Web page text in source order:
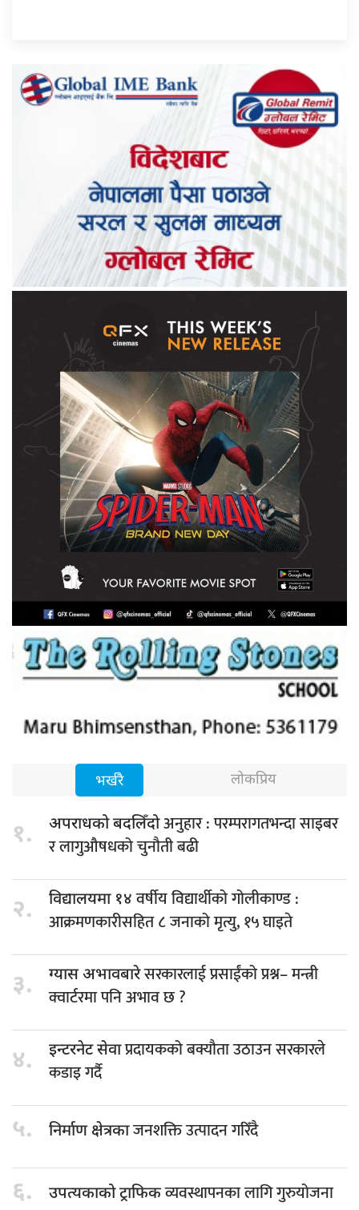
भर्खरै लोकप्रिय
१. अपराधको बदलिँदोअनुहार : परम्परागतभन्दा साइबर
र लागुऔषधको चुनौती बढी
२. विद्यालयमा १४वर्षीय विद्यार्थीको गोलीकाण्ड :
आक्रमणकारीसहित ८ जनाको मृत्यु, १५ घाइते
३. ग्यास अभावबारेसरकारलाई प्रसाईंको प्रश्न– मन्त्री
क्वार्टरमा पनि अभाव छ ?
४. इन्टरनेट सेवाप्रदायकको बक्यौता उठाउन सरकारले
कडाइ गर्दै
५. निर्माण क्षेत्रकाजनशक्ति उत्पादन गरिँदै
६. उपत्यकाको ट्राफिकव्यवस्थापनका लागि गुरुयोजना